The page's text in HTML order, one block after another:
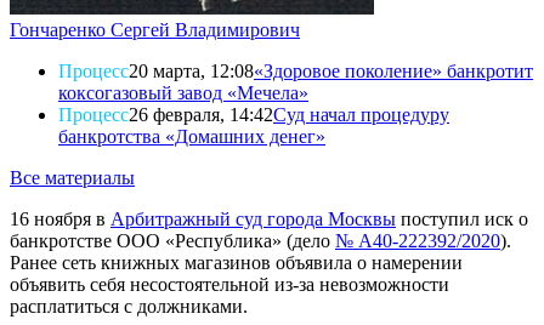
Гончаренко Сергей Владимирович
Процесс20 марта, 12:08«Здоровое поколение» банкротит
коксогазовый завод «Мечела»
Процесс26 февраля, 14:42Суд начал процедуру
банкротства «Домашних денег»
Все материалы
16 ноября в Арбитражный суд города Москвы поступил иск о
банкротстве ООО «Республика» (дело № А40-222392/2020).
Ранее сеть книжных магазинов объявила о намерении
объявить себя несостоятельной из-за невозможности
расплатиться с должниками.